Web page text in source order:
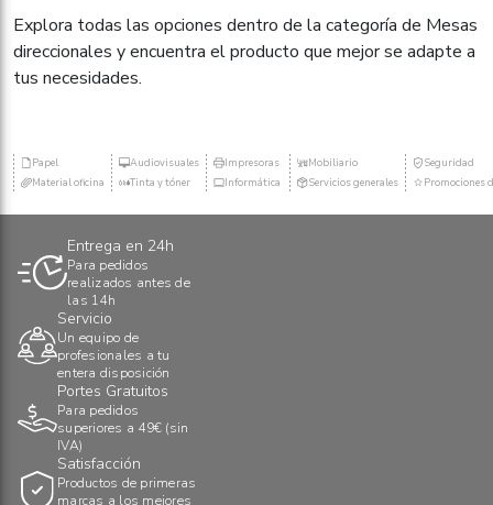
Explora todas las opciones dentro de la categoría de Mesas
direccionales y encuentra el producto que mejor se adapte a
tus necesidades.
Papel
Material oficina
Audiovisuales
Tinta y tóner
Impresoras
Informática
Mobiliario
Servicios generales
Seguridad
Promociones
Entrega en 24h
Para pedidos
realizados antes de
las 14h
Servicio
Un equipo de
profesionales a tu
entera disposición
Portes Gratuitos
Para pedidos
superiores a 49€ (sin
IVA)
Satisfacción
Productos de primeras
marcas a los mejores